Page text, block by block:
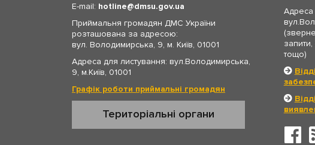
E-mail: hotline
dmsu.gov.ua
Приймальня громадян ДМС України
розташована за адресою:
вул. Володимирська, 9, м. Київ, 01001
Адреса для листування: вул.Володимирська,
9, м.Київ, 01001
Графік роботи приймальні громадян
Територіальні органи
Адреса
тощо)